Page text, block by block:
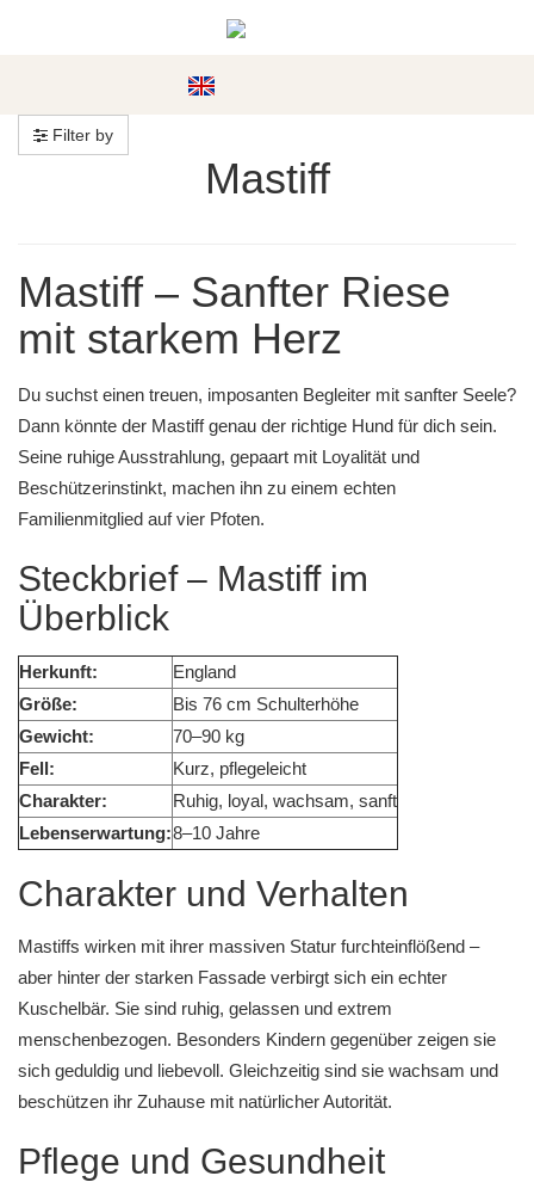
Filter by
Mastiff
Mastiff – Sanfter Riese
mit starkem Herz
Du suchst einen treuen, imposanten Begleiter mit sanfter Seele?
Dann könnte der Mastiff genau der richtige Hund für dich sein.
Seine ruhige Ausstrahlung, gepaart mit Loyalität und
Beschützerinstinkt, machen ihn zu einem echten
Familienmitglied auf vier Pfoten.
Steckbrief – Mastiff im
Überblick
Herkunft:
England
Größe:
Bis 76 cm Schulterhöhe
Gewicht:
70–90 kg
Fell:
Kurz, pflegeleicht
Charakter:
Ruhig, loyal, wachsam, sanft
Lebenserwartung:8–10 Jahre
Charakter und Verhalten
Mastiffs wirken mit ihrer massiven Statur furchteinflößend –
aber hinter der starken Fassade verbirgt sich ein echter
Kuschelbär. Sie sind ruhig, gelassen und extrem
menschenbezogen. Besonders Kindern gegenüber zeigen sie
sich geduldig und liebevoll. Gleichzeitig sind sie wachsam und
beschützen ihr Zuhause mit natürlicher Autorität.
Pflege und Gesundheit